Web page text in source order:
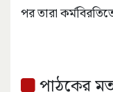
পর তারা
পাঠকের